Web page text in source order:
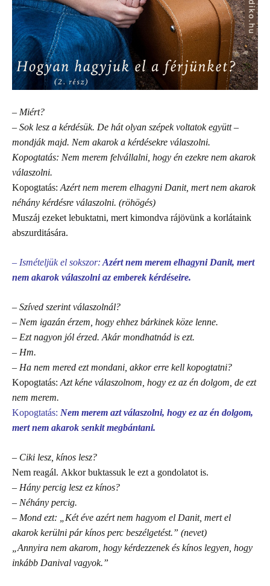
– Miért?
– Sok lesz a kérdésük. De hát olyan szépek voltatok együtt –
mondják majd. Nem akarok a kérdésekre válaszolni.
Kopogtatás: Nem merem felvállalni, hogy én ezekre nem akarok
válaszolni.
Kopogtatás: Azért nem merem elhagyni Danit, mert nem akarok
néhány kérdésre válaszolni. (röhögés)
Muszáj ezeket lebuktatni, mert kimondva rájövünk a korlátaink
abszurditására.
– Ismételjük el sokszor: Azért nem merem elhagyni Danit, mert
nem akarok válaszolni az emberek kérdéseire.
– Szíved szerint válaszolnál?
– Nem igazán érzem, hogy ehhez bárkinek köze lenne.
– Ezt nagyon jól érzed. Akár mondhatnád is ezt.
– Hm.
– Ha nem mered ezt mondani, akkor erre kell kopogtatni?
Kopogtatás: Azt kéne válaszolnom, hogy ez az én dolgom, de ezt
nem merem.
Kopogtatás: Nem merem azt válaszolni, hogy ez az én dolgom,
mert nem akarok senkit megbántani.
– Ciki lesz, kínos lesz?
Nem reagál. Akkor buktassuk le ezt a gondolatot is.
– Hány percig lesz ez kínos?
– Néhány percig.
– Mond ezt: „Két éve azért nem hagyom el Danit, mert el
akarok kerülni pár kínos perc beszélgetést.” (nevet)
„Annyira nem akarom, hogy kérdezzenek és kínos legyen, hogy
inkább Danival vagyok.”